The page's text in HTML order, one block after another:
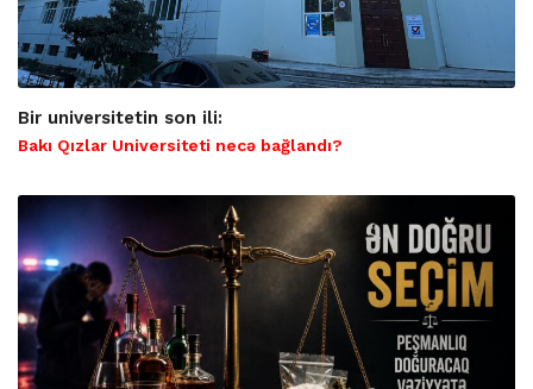
Bir universitetin son ili:
Bakı Qızlar Universiteti necə bağlandı?